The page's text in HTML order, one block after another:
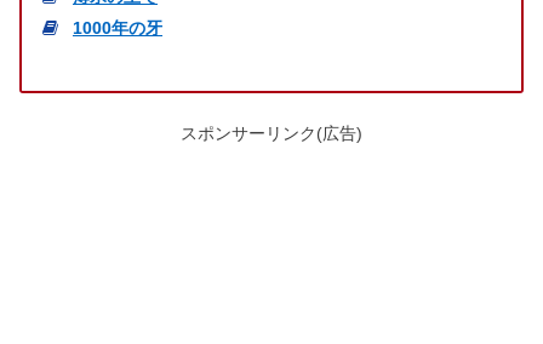
1000年の牙
スポンサーリンク(広告)